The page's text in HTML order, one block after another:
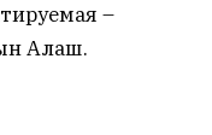
–
Алаш.